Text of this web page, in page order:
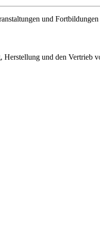
und Fortbildungen
und den Vertrieb